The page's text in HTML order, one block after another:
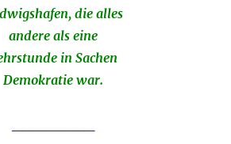
die alles
andere als eine
in Sachen
Demokratie war.